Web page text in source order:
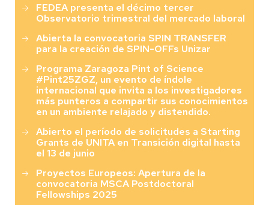
FEDEA presenta el décimo tercer
Observatorio trimestral del mercado laboral
Abierta la convocatoria SPIN TRANSFER
para la creación de SPIN-OFFs Unizar
Programa Zaragoza Pint of Science
#Pint25ZGZ, un evento de índole
internacional que invita a los investigadores
más punteros a compartir sus conocimientos
en un ambiente relajado y distendido.
Abierto el período de solicitudes a Starting
Grants de UNITA en Transición digital hasta
el 13 de junio
Proyectos Europeos: Apertura de la
convocatoria MSCA Postdoctoral
Fellowships 2025